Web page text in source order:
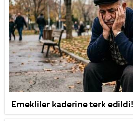
Emekliler kaderine terk edildi!